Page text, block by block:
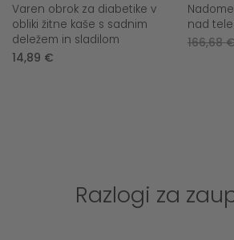
Varen obrok za diabetike v
obliki žitne kaše s sadnim
deležem in sladilom
14,89 €
nad
166,68
Razlogi za